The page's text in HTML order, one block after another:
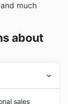
much
about
sales